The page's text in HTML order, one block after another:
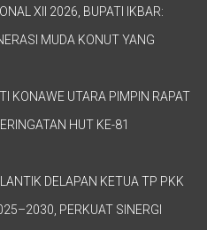
XII 2026, BUPATI IKBAR:
MUDA KONUT YANG
KONAWE UTARA PIMPIN RAPAT
HUT KE-81
DELAPAN KETUA TP PKK
PERKUAT SINERGI